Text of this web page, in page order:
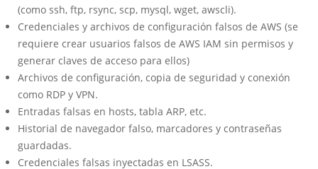
(como ssh, ftp, rsync, scp, mysql, wget, awscli).
Credenciales y archivos de configuración falsos de AWS (se
requiere crear usuarios falsos de AWS IAM sin permisos y
generar claves de acceso para ellos)
Archivos de configuración, copia de seguridad y conexión
como RDP y VPN.
Entradas falsas en hosts, tabla ARP, etc.
Historial de navegador falso, marcadores y contraseñas
guardadas.
Credenciales falsas inyectadas en LSASS.